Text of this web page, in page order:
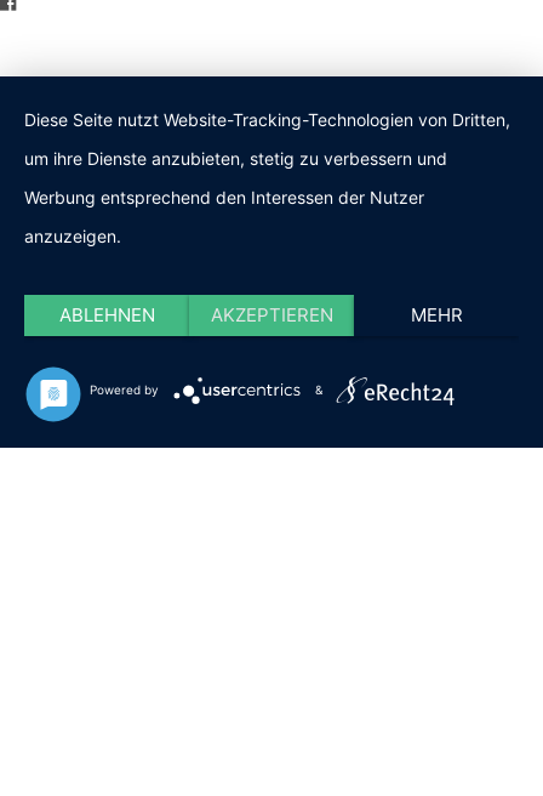
Diese Seite nutzt Website-Tracking-Technologien von Dritten,
um ihre Dienste anzubieten, stetig zu verbessern und
Werbung entsprechend den Interessen der Nutzer
anzuzeigen.
ABLEHNEN AKZEPTIEREN MEHR
Powered by &